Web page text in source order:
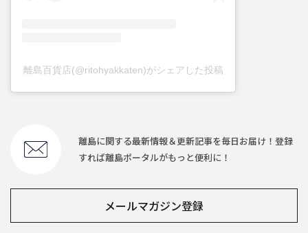
離島百貨店(@ritohyakkaten)がシェアした投稿
離島に関する最新情報＆更新記事を毎日お届け！登録
すれば離島ポータルがもっと便利に！
メールマガジン登録